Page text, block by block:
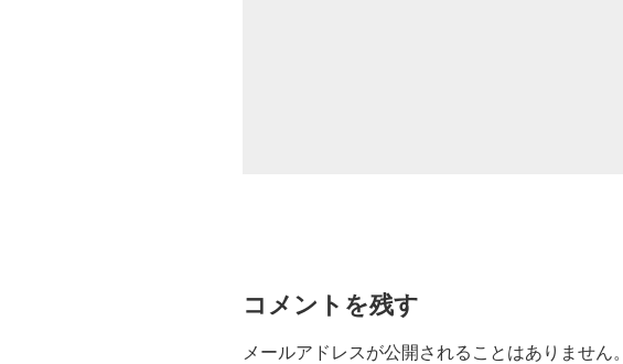
コメントを残す
メールアドレスが公開されることはありません。